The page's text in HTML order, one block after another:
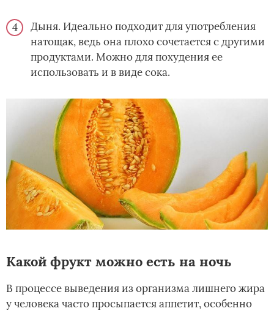
Дыня. Идеально подходит для употребления
натощак, ведь она плохо сочетается с другими
продуктами. Можно для похудения ее
использовать и в виде сока.
Какой фрукт можно есть на ночь
В процессе выведения из организма лишнего жира
у человека часто просыпается аппетит, особенно